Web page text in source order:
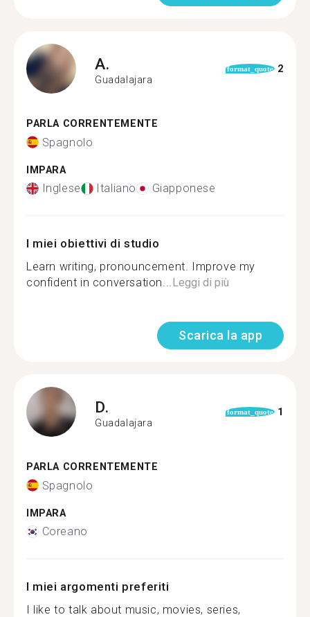
A.
Guadalajara
format_quote 2
PARLA CORRENTEMENTE
Spagnolo
IMPARA
Inglese Italiano Giapponese
I miei obiettivi di studio
Learn writing, pronouncement. Improve my
confident in conversation...Leggi di più
Scarica la app
D.
Guadalajara
format_quote 1
PARLA CORRENTEMENTE
Spagnolo
IMPARA
Coreano
I miei argomenti preferiti
I like to talk about music, movies, series,